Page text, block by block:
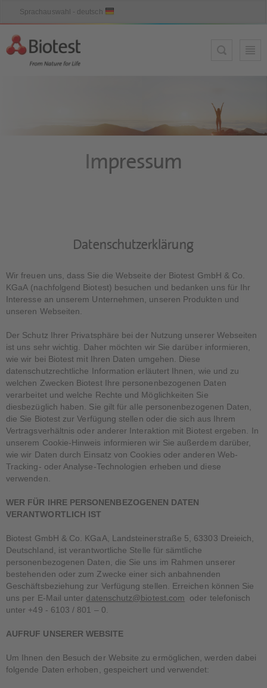
Impressum
Datenschutzerklärung
Wir freuen uns, dass Sie die Webseite der Biotest GmbH & Co.
KGaA (nachfolgend Biotest) besuchen und bedanken uns für Ihr
Interesse an unserem Unternehmen, unseren Produkten und
unseren Webseiten.
Der Schutz Ihrer Privatsphäre bei der Nutzung unserer Webseiten
ist uns sehr wichtig. Daher möchten wir Sie darüber informieren,
wie wir bei Biotest mit Ihren Daten umgehen. Diese
datenschutzrechtliche Information erläutert Ihnen, wie und zu
welchen Zwecken Biotest Ihre personenbezogenen Daten
verarbeitet und welche Rechte und Möglichkeiten Sie
diesbezüglich haben. Sie gilt für alle personenbezogenen Daten,
die Sie Biotest zur Verfügung stellen oder die sich aus Ihrem
Vertragsverhältnis oder anderer Interaktion mit Biotest ergeben. In
unserem Cookie-Hinweis informieren wir Sie außerdem darüber,
wie wir Daten durch Einsatz von Cookies oder anderen Web-
Tracking- oder Analyse-Technologien erheben und diese
verwenden.
WER FÜR IHRE PERSONENBEZOGENEN DATEN
VERANTWORTLICH IST
Biotest GmbH & Co. KGaA, Landsteinerstraße 5, 63303 Dreieich,
Deutschland, ist verantwortliche Stelle für sämtliche
personenbezogenen Daten, die Sie uns im Rahmen unserer
bestehenden oder zum Zwecke einer sich anbahnenden
Geschäftsbeziehung zur Verfügung stellen. Erreichen können Sie
uns per E-Mail unter datenschutz@biotest.com oder telefonisch
unter +49 - 6103 / 801 – 0.
AUFRUF UNSERER WEBSITE
Um Ihnen den Besuch der Website zu ermöglichen, werden dabei
folgende Daten erhoben, gespeichert und verwendet: